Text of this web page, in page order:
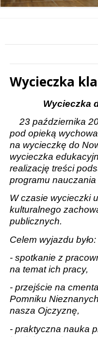
Wycieczka
Wycieczka
23 października
pod opieką
na wycieczkę do
wycieczka
realizację treści
programu
W czasie wycieczki
kulturalnego
publicznych.
Celem wyjazdu było:
- spotkanie z
na temat ich pracy,
- przejście na
Pomniku
nasza Ojczyznę,
- praktyczna nauka